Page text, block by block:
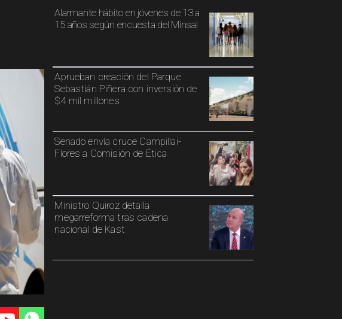
Alarmante hábito en jóvenes de 13 a
15 años según encuesta del Minsal
Aprueban creación del Parque
Sebastián Piñera con inversión de
$4 mil millones
Senado envía cruce Campillai-
Flores a Comisión de Ética
Ministro Quiroz detalla
megarreforma tras cadena
nacional de Kast